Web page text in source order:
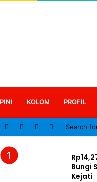
KOLOM PROFIL
Bungi
Kejati